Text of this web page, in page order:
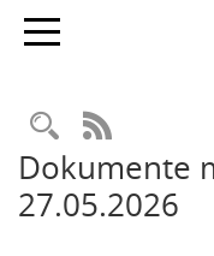
Toggle navigation
RSS-Feed
Dokumente
27.05.2026